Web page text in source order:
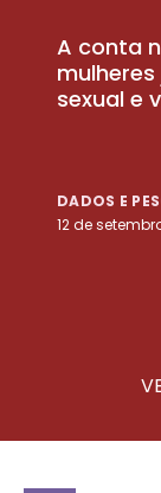
A conta
sexual e
DADOS E
12 de